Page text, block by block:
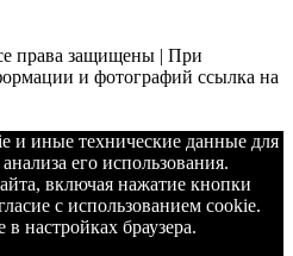
защищены | При
и фотографий ссылка на
и иные технические данные для
его использования.
включая нажатие кнопки
с использованием cookie.
настройках браузера.